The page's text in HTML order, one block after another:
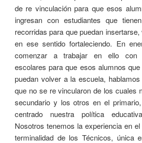
de re vinculación para que esos
ingresan con estudiantes que
recorridas para que puedan
en ese sentido fortaleciendo. En
comenzar a trabajar en ello con
escolares para que esos alumnos
puedan volver a la escuela,
que no se re vincularon de los cuales
secundario y los otros en el
centrado nuestra política
Nosotros tenemos la experiencia en
terminalidad de los Técnicos, única